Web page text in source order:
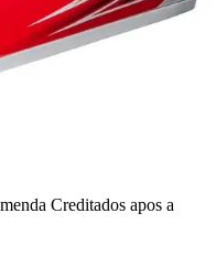
Creditados apos a